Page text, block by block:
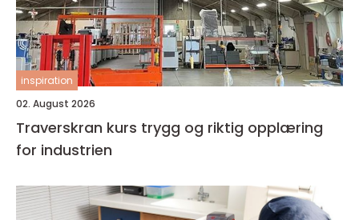
inspiration
02. August 2026
Traverskran kurs trygg og riktig opplæring
for industrien